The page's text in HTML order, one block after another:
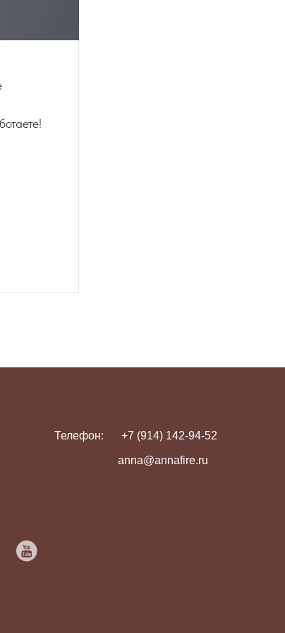
Телефон: +7 (914) 142-94-52
anna@annafire.ru